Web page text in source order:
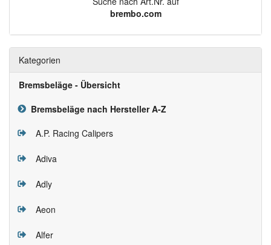
brembo.com
Kategorien
Bremsbeläge - Übersicht
Bremsbeläge nach Hersteller A-Z
A.P. Racing Calipers
Adiva
Adly
Aeon
Alfer